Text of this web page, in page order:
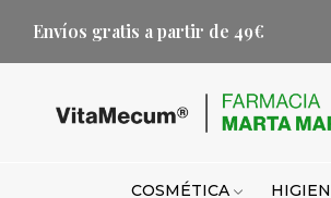
Envíos gratis a partir de 49€
COSMÉTICA